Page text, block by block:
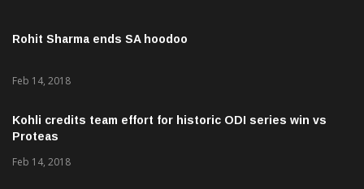
Rohit Sharma ends SA hoodoo
Feb 14, 2018
Kohli credits team effort for historic ODI series win vs
Proteas
Feb 14, 2018